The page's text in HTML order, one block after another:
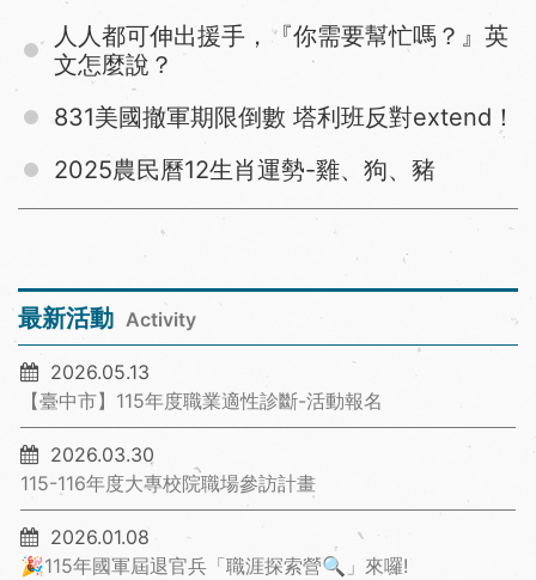
人人都可伸出援手，『你需要幫忙嗎？』英
文怎麼說？
831美國撤軍期限倒數 塔利班反對extend！
2025農民曆12生肖運勢-雞、狗、豬
最新活動 Activity
2026.05.13
【臺中市】115年度職業適性診斷-活動報名
2026.03.30
115-116年度大專校院職場參訪計畫
2026.01.08
🎉115年國軍屆退官兵「職涯探索營🔍」來囉!